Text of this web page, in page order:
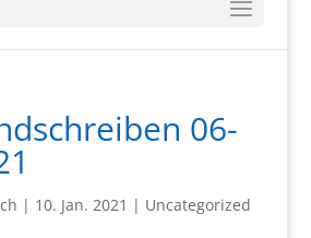
06-
| 10. Jan. 2021 | Uncategorized